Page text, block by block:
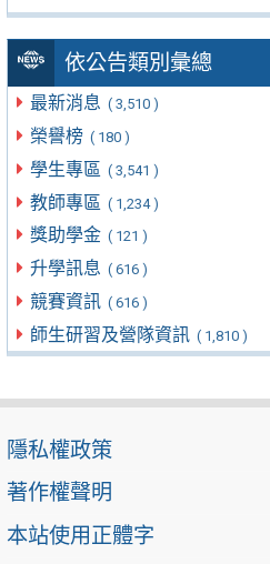
依公告類別彙總
最新消息 ( 3,510 )
榮譽榜 ( 180 )
學生專區 ( 3,541 )
教師專區 ( 1,234 )
獎助學金 ( 121 )
升學訊息 ( 616 )
競賽資訊 ( 616 )
師生研習及營隊資訊 ( 1,810 )
隱私權政策
著作權聲明
本站使用正體字